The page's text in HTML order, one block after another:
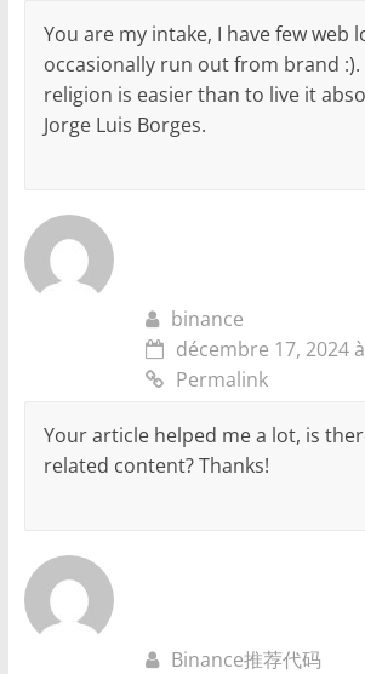
You are my intake, I have few web
occasionally run out from brand :).
religion is easier than to live it
Jorge Luis Borges.
binance
décembre 17, 2024
Permalink
Your article helped me a lot, is
related content? Thanks!
Binance推荐代码